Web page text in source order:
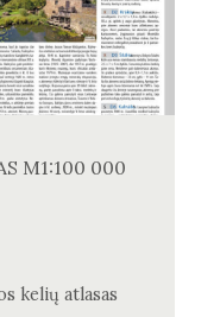
M1:100 000
kelių atlasas